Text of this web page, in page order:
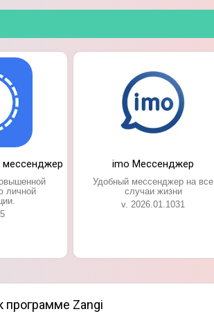
мессенджер
личной
imo Мессенджер
Удобный мессенджер на все
случаи жизни
v. 2026.01.1031
программе Zangi